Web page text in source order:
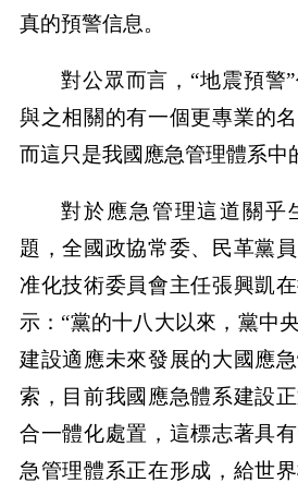
真的預警信息。
對公眾而言，“地震預警
與之相關的有一個更專業的
而這只是我國應急管理體系中
對於應急管理這道關乎
題，全國政協常委、民革黨
准化技術委員會主任張興凱
示：“黨的十八大以來，黨中
建設適應未來發展的大國應
索，目前我國應急體系建設
合一體化處置，這標志著具
急管理體系正在形成，給世